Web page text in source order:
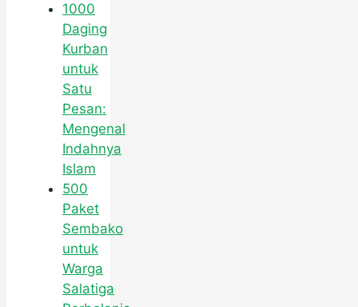
1000
Daging
Kurban
untuk
Satu
Pesan:
Mengenal
Indahnya
Islam
500
Paket
Sembako
untuk
Warga
Salatiga